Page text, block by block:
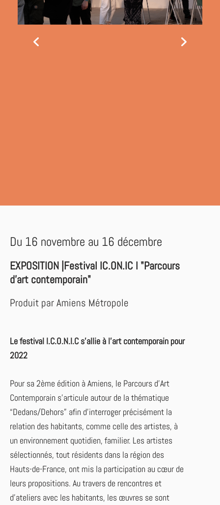
Du 16 novembre au 16 décembre
EXPOSITION |Festival IC.ON.IC l "Parcours
d’art contemporain"
Produit par Amiens Métropole
Le festival I.C.O.N.I.C s’allie à l’art contemporain pour
2022
Pour sa 2ème édition à Amiens, le Parcours d’Art
Contemporain s’articule autour de la thématique
“Dedans/Dehors” afin d’interroger précisément la
relation des habitants, comme celle des artistes, à
un environnement quotidien, familier. Les artistes
sélectionnés, tout résidents dans la région des
Hauts-de-France, ont mis la participation au cœur de
leurs propositions. Au travers de rencontres et
d’ateliers avec les habitants, les œuvres se sont